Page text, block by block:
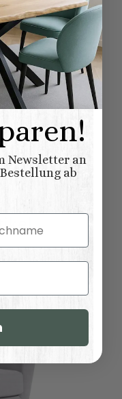
× 86,00
Newsletter an
ab